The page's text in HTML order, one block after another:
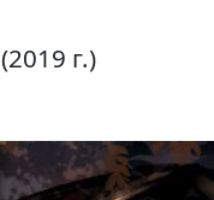
(2019 г.)